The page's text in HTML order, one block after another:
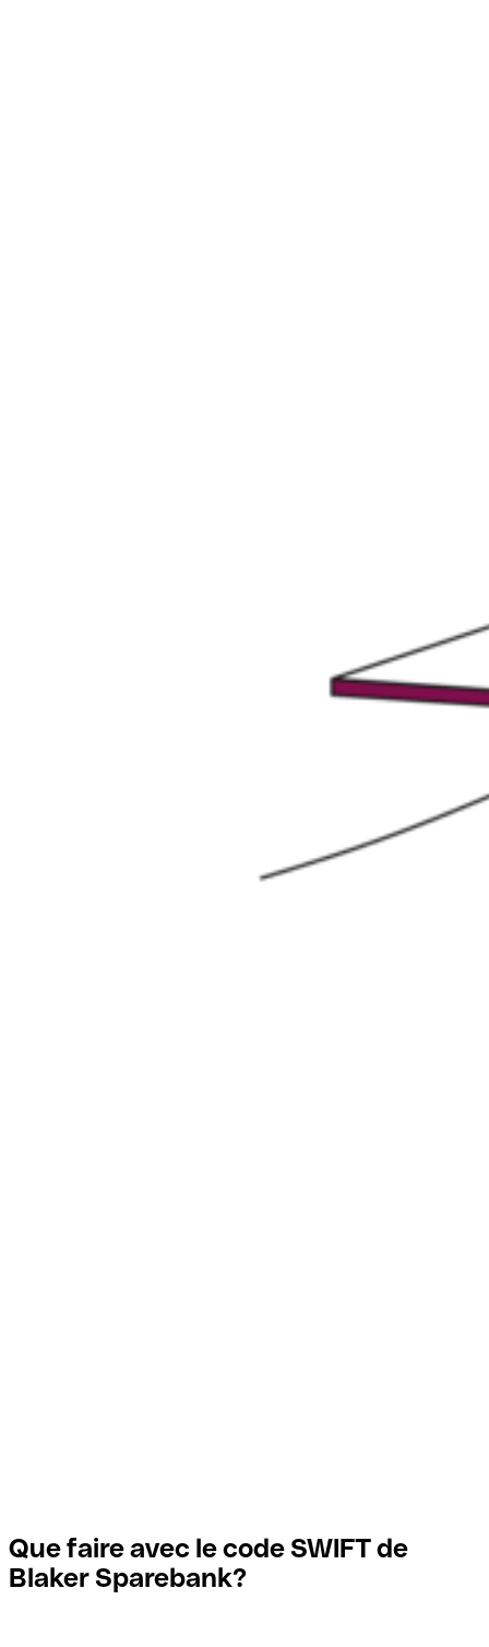
Que faire avec le code SWIFT de
Blaker Sparebank?